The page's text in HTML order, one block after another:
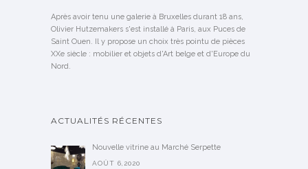
Après avoir tenu une galerie à Bruxelles durant 18 ans,
Olivier Hutzemakers s'est installé à Paris, aux Puces de
Saint Ouen. Il y propose un choix très pointu de pièces
XXe siècle : mobilier et objets d'Art belge et d'Europe du
Nord.
ACTUALITÉS RÉCENTES
Nouvelle vitrine au Marché Serpette
AOÛT 6,2020